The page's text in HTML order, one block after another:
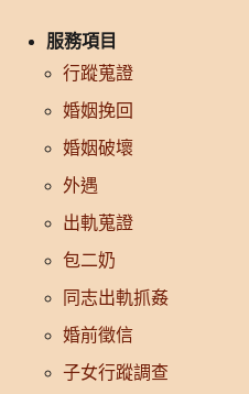
服務項目
行蹤蒐證
婚姻挽回
婚姻破壞
外遇
出軌蒐證
包二奶
同志出軌抓姦
婚前徵信
子女行蹤調查